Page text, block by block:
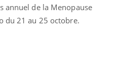
annuel de la Menopause
du 21 au 25 octobre.